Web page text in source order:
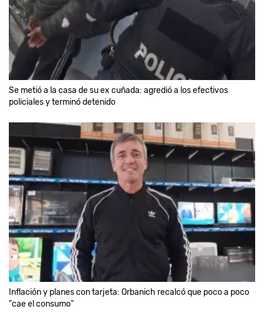
Se metió a la casa de su ex cuñada: agredió a los efectivos
policiales y terminó detenido
Inflación y planes con tarjeta: Orbanich recalcó que poco a poco
"cae el consumo"